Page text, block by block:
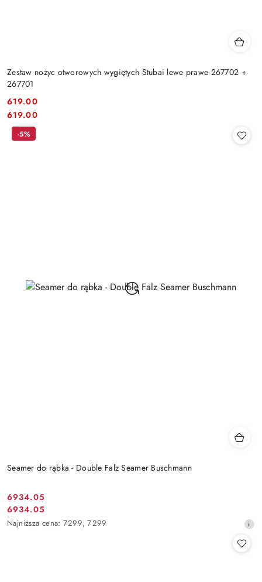
Zestaw nożyc otworowych wygiętych Stubai lewe prawe 267702 +
267701
Cena:
619.00
Cena:
619.00
Seamer do rąbka - Double Falz Seamer Buschmann
Cena
promocyjna:
6934.05
Cena
promocyjna:
6934.05
Najniższa
Najniższa cena: 7299, 7299
-5%